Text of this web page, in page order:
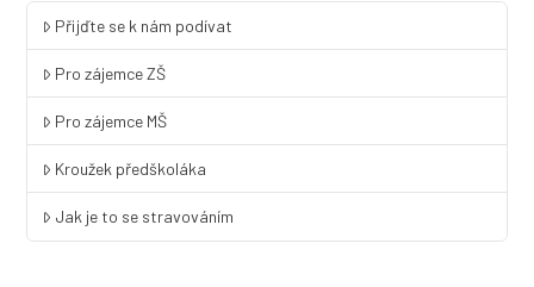
Přijďte se k nám podívat
Pro zájemce ZŠ
Pro zájemce MŠ
Kroužek předškoláka
Jak je to se stravováním